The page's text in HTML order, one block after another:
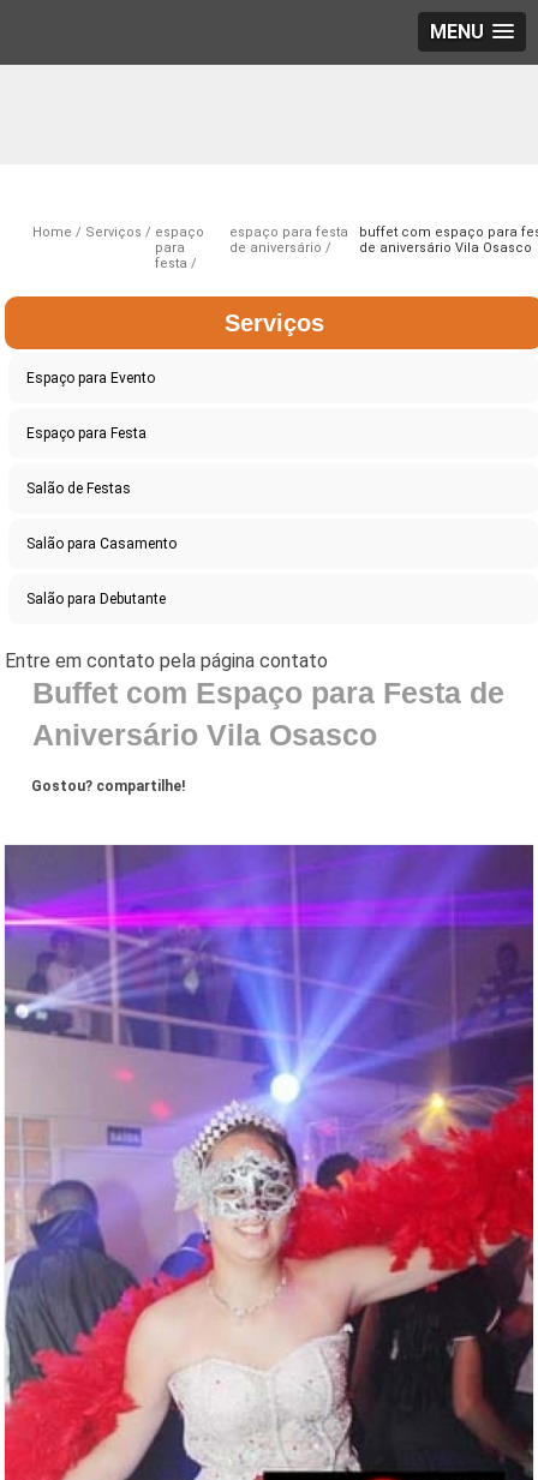
MENU
Home Serviços
espaço
para
festa
espaço para festa
de aniversário
buffet com espaço para
de aniversário Vila Osasco
Serviços
Espaço para Evento
Espaço para Festa
Salão de Festas
Salão para Casamento
Salão para Debutante
Buffet com Espaço para Festa de
Aniversário Vila Osasco
Gostou? compartilhe!